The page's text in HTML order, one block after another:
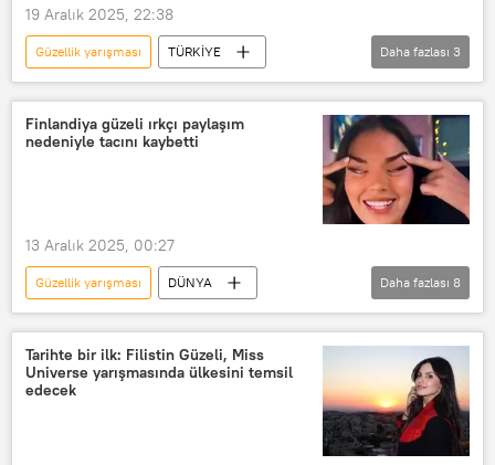
19 Aralık 2025, 22:38
Güzellik yarışması
TÜRKİYE
Türkiye
Güzellik
Güzellik kraliçesi
doğal güzellik
Daha fazlası 3
Finlandiya güzeli ırkçı paylaşım
nedeniyle tacını kaybetti
13 Aralık 2025, 00:27
Güzellik yarışması
DÜNYA
Finlandiya
Miss Universe
Miss World 2025
Miss International
Miss Universe
Güzellik
Daha fazlası 8
Tarihte bir ilk: Filistin Güzeli, Miss
Universe yarışmasında ülkesini temsil
edecek